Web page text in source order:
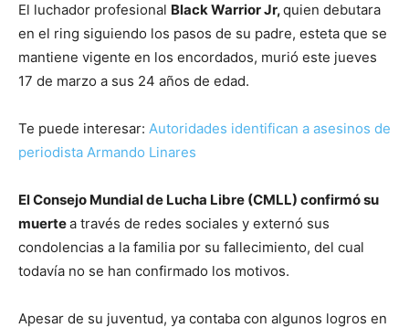
El luchador profesional Black Warrior Jr,quien debutara
en el ring siguiendo los pasos de su padre, esteta que se
mantiene vigente en los encordados, murió este jueves
17 de marzo a sus 24 años de edad.
Te puede interesar: Autoridades identifican a asesinos de
periodista Armando Linares
El Consejo Mundial de Lucha Libre (CMLL) confirmó su
muertea través de redes sociales y externó sus
condolencias a la familia por su fallecimiento, del cual
todavía no se han confirmado los motivos.
Apesar de su juventud, ya contaba con algunos logros en